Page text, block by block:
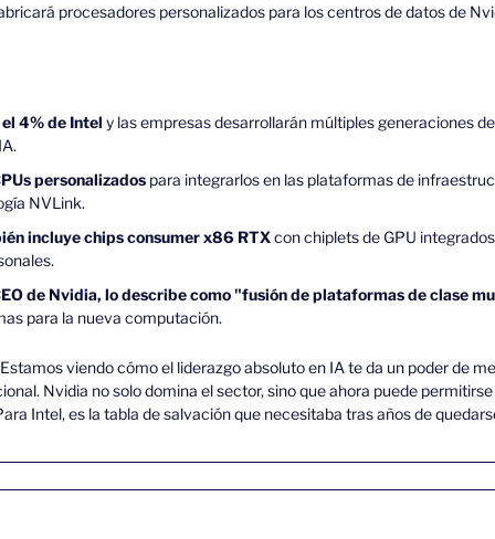
procesadores personalizados para los centros de datos de
4% de Intel y las empresas desarrollarán múltiples generaciones
personalizados para integrarlos en las plataformas de
NVLink.
incluye chips consumer x86 RTX con chiplets de GPU
de Nvidia, lo describe como "fusión de plataformas de clase
para la nueva computación.
Estamos viendo cómo el liderazgo absoluto en IA te da un poder de
Nvidia no solo domina el sector, sino que ahora puede
Intel, es la tabla de salvación que necesitaba tras años de